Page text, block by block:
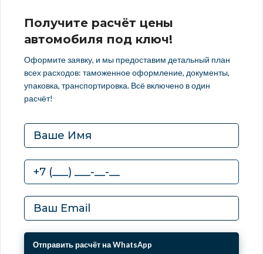
Получите расчёт цены
автомобиля под ключ!
Оформите заявку, и мы предоставим детальный план
всех расходов: таможенное оформление, документы,
упаковка, транспортировка. Всё включено в один
расчёт!